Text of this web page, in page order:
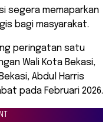
segera memaparkan
bagi masyarakat.
peringatan satu
Wali Kota Bekasi,
Abdul Harris
pada Februari 2026.